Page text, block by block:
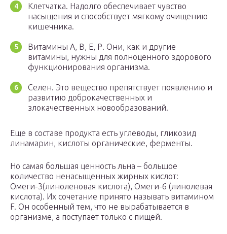
Клетчатка. Надолго обеспечивает чувство
насыщения и способствует мягкому очищению
кишечника.
Витамины А, В, Е, Р. Они, как и другие
витамины, нужны для полноценного здорового
функционирования организма.
Селен. Это вещество препятствует появлению и
развитию доброкачественных и
злокачественных новообразований.
Еще в составе продукта есть углеводы, гликозид
линамарин, кислоты органические, ферменты.
Но самая большая ценность льна – большое
количество ненасыщенных жирных кислот:
Омеги-3(линоленовая кислота), Омеги-6 (линолевая
кислота). Их сочетание принято называть витамином
F. Он особенный тем, что не вырабатывается в
организме, а поступает только с пищей.